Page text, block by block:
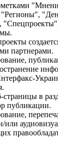
"Регионы",
партнерами.
страницы в
публикации.
или